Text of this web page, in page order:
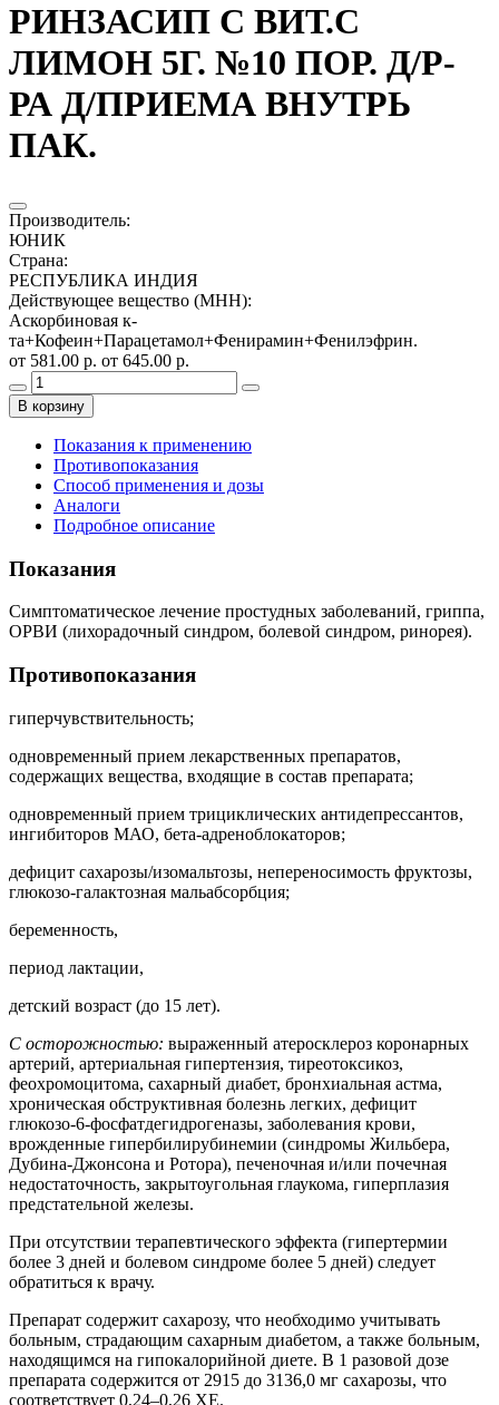
РИНЗАСИП С ВИТ.С
ЛИМОН 5Г. №10 ПОР. Д/Р-
РА Д/ПРИЕМА ВНУТРЬ
ПАК.
Производитель:
ЮНИК
Страна:
РЕСПУБЛИКА ИНДИЯ
Действующее вещество (МНН):
Аскорбиновая к-
та+Кофеин+Парацетамол+Фенирамин+Фенилэфрин.
от 581.00 р. от 645.00 р.
В корзину
Показания к применению
Противопоказания
Способ применения и дозы
Аналоги
Подробное описание
Показания
Симптоматическое лечение простудных заболеваний, гриппа,
ОРВИ (лихорадочный синдром, болевой синдром, ринорея).
Противопоказания
гиперчувствительность;
одновременный прием лекарственных препаратов,
содержащих вещества, входящие в состав препарата;
одновременный прием трициклических антидепрессантов,
ингибиторов МАО, бета-адреноблокаторов;
дефицит сахарозы/изомальтозы, непереносимость фруктозы,
глюкозо-галактозная мальабсорбция;
беременность,
период лактации,
детский возраст (до 15 лет).
С осторожностью: выраженный атеросклероз коронарных
артерий, артериальная гипертензия, тиреотоксикоз,
феохромоцитома, сахарный диабет, бронхиальная астма,
хроническая обструктивная болезнь легких, дефицит
глюкозо-6-фосфатдегидрогеназы, заболевания крови,
врожденные гипербилирубинемии (синдромы Жильбера,
Дубина-Джонсона и Ротора), печеночная и/или почечная
недостаточность, закрытоугольная глаукома, гиперплазия
предстательной железы.
При отсутствии терапевтического эффекта (гипертермии
более 3 дней и болевом синдроме более 5 дней) следует
обратиться к врачу.
Препарат содержит сахарозу, что необходимо учитывать
больным, страдающим сахарным диабетом, а также больным,
находящимся на гипокалорийной диете. В 1 разовой дозе
препарата содержится от 2915 до 3136,0 мг сахарозы, что
соответствует 0,24–0,26 ХЕ.